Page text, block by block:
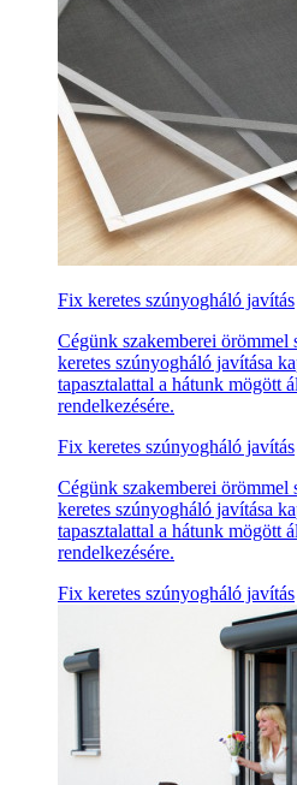
Fix keretes szúnyogháló javítás
Cégünk szakemberei örömmel
keretes szúnyogháló javítása
tapasztalattal a hátunk mögött
rendelkezésére.
Fix keretes szúnyogháló javítás
Cégünk szakemberei örömmel
keretes szúnyogháló javítása
tapasztalattal a hátunk mögött
rendelkezésére.
Fix keretes szúnyogháló javítás